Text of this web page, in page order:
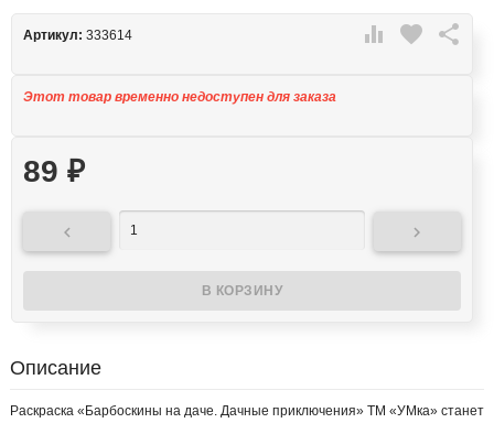
 favorite 
Артикул: 333614
Этот товар временно недоступен для заказа
89 ₽
 
Описание
Раскраска «Барбоскины на даче. Дачные приключения» ТМ «УМка» станет